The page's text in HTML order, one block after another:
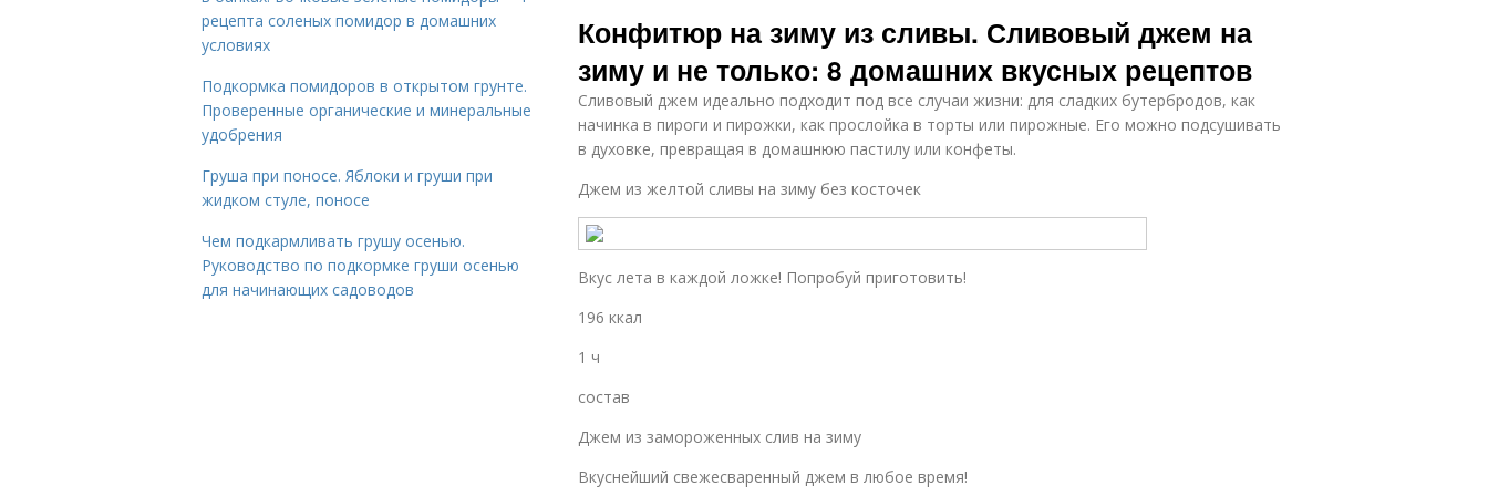
рецепты
Конфитюр на зиму из сливы. Сливовый джем на
зиму и не только: 8 домашних вкусных рецептов
Сливовый джем идеально подходит под все случаи жизни: для сладких бутербродов, как
начинка в пироги и пирожки, как прослойка в торты или пирожные. Его можно подсушивать
в духовке, превращая в домашнюю пастилу или конфеты.
Джем из желтой сливы на зиму без косточек
Вкус лета в каждой ложке! Попробуй приготовить!
196 ккал
1 ч
состав
Джем из замороженных слив на зиму
Вкуснейший свежесваренный джем в любое время!
рецепта соленых помидор в домашних
условиях
Подкормка помидоров в открытом грунте.
Проверенные органические и минеральные
удобрения
Груша при поносе. Яблоки и груши при
жидком стуле, поносе
Чем подкармливать грушу осенью.
Руководство по подкормке груши осенью
для начинающих садоводов